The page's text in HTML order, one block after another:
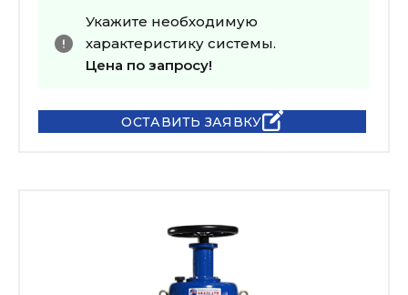
Укажите необходимую
характеристику системы.
Цена по запросу!
ОСТАВИТЬ ЗАЯВКУ